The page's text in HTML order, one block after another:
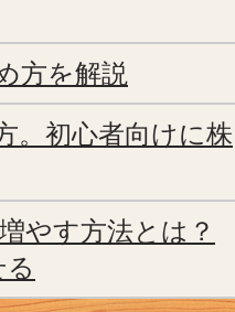
方を解説
。初心者向けに株
やす方法とは？